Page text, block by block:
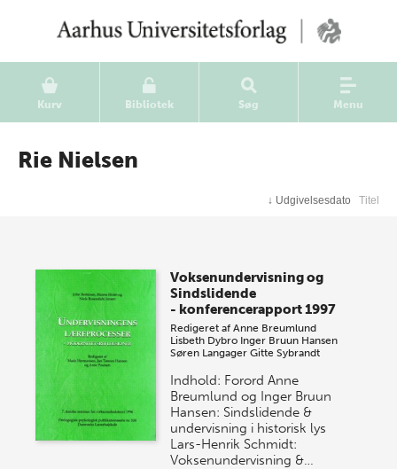
Kurv Bibliotek Søg Menu
Rie Nielsen
↓ Udgivelsesdato Titel
Voksenundervisning og
Sindslidende
- konferencerapport 1997
Redigeret afAnne Breumlund
Lisbeth Dybro Inger Bruun Hansen
Søren Langager Gitte Sybrandt
Indhold: Forord Anne
Breumlund og Inger Bruun
Hansen: Sindslidende &
undervisning i historisk lys
Lars-Henrik Schmidt:
Voksenundervisning &…